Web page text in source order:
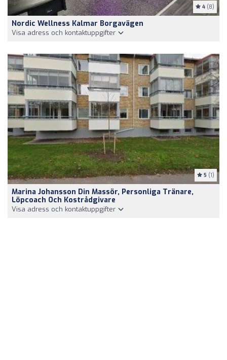
4 (8)
Nordic Wellness Kalmar Borgavägen
Visa adress och kontaktuppgifter
5 (1)
Marina Johansson Din Massör, Personliga Tränare,
Löpcoach Och Kostrådgivare
Visa adress och kontaktuppgifter